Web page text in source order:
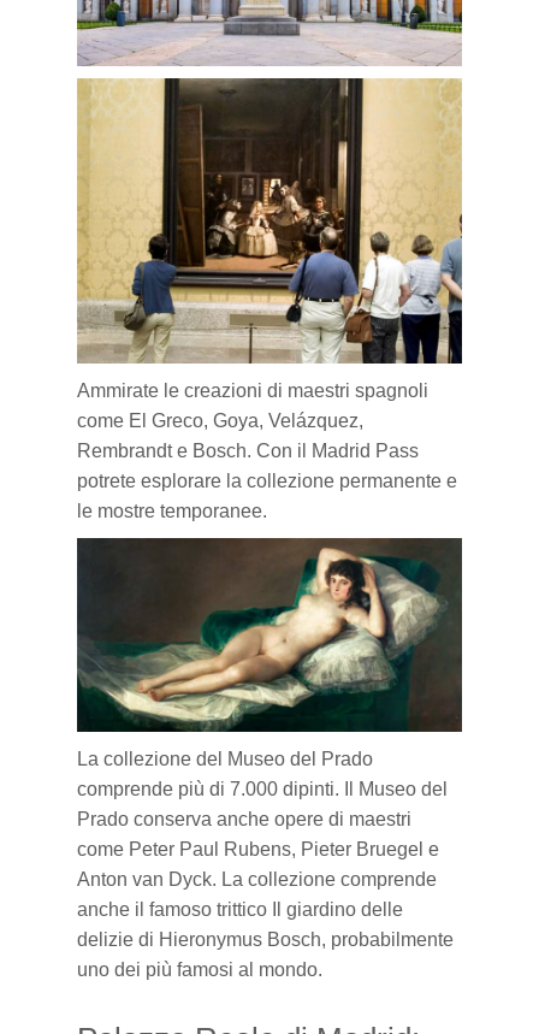
Ammirate le creazioni di maestri spagnoli
come El Greco, Goya, Velázquez,
Rembrandt e Bosch. Con il Madrid Pass
potrete esplorare la collezione permanente e
le mostre temporanee.
La collezione del Museo del Prado
comprende più di 7.000 dipinti. Il Museo del
Prado conserva anche opere di maestri
come Peter Paul Rubens, Pieter Bruegel e
Anton van Dyck. La collezione comprende
anche il famoso trittico Il giardino delle
delizie di Hieronymus Bosch, probabilmente
uno dei più famosi al mondo.